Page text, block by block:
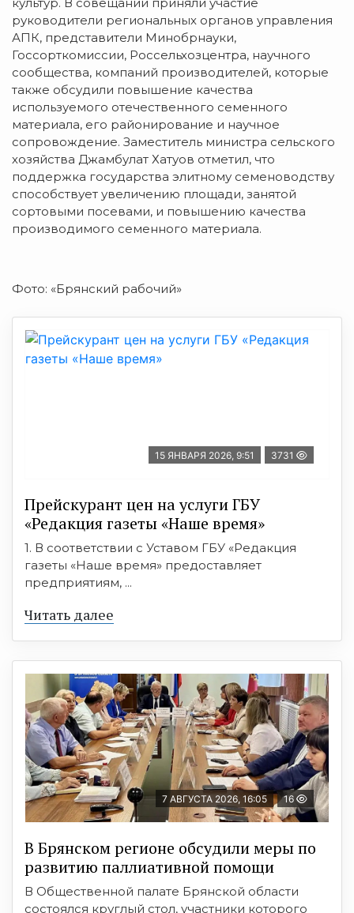
руководители региональных органов управления
АПК, представители Минобрнауки,
Госсорткомиссии, Россельхозцентра, научного
сообщества, компаний производителей, которые
также обсудили повышение качества
используемого отечественного семенного
материала, его районирование и научное
сопровождение. Заместитель министра сельского
хозяйства Джамбулат Хатуов отметил, что
поддержка государства элитному семеноводству
способствует увеличению площади, занятой
сортовыми посевами, и повышению качества
производимого семенного материала.
Фото: «Брянский рабочий»
15 ЯНВАРЯ 2026, 9:51 3731
Прейскурант цен на услуги ГБУ
«Редакция газеты «Наше время»
1. В соответствии с Уставом ГБУ «Редакция
газеты «Наше время» предоставляет
предприятиям, ...
Читать далее
7 АВГУСТА 2026, 16:05 16
В Брянском регионе обсудили меры по
развитию паллиативной помощи
В Общественной палате Брянской области
состоялся круглый стол, участники которого